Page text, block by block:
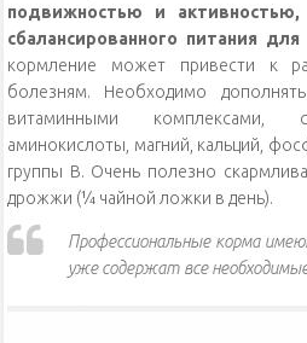
подвижностью и
сбалансированного питания
кормление может привести к
болезням. Необходимо
витаминными комплексами,
аминокислоты, магний, кальций,
группы В. Очень полезно
дрожжи (¼ чайной ложки в день).
Профессиональные корма
уже содержат все